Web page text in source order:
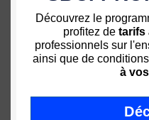
Nous vous
Découvrez le
profitez de tarifs
professionnels sur
ainsi que de
à